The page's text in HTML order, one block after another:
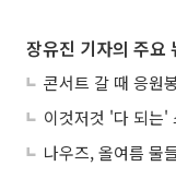
장유진 기자의 주요
콘서트 갈 때 응원